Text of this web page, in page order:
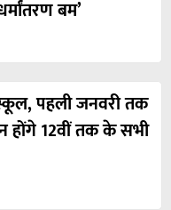
बम’
पहली जनवरी तक
होंगे 12वीं तक के सभी